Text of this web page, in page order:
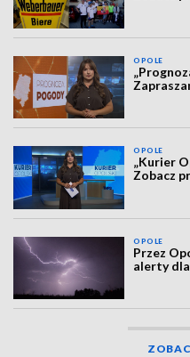
OPOLE
OPOLE
„Kurier
Zobacz
OPOLE
Przez
alerty